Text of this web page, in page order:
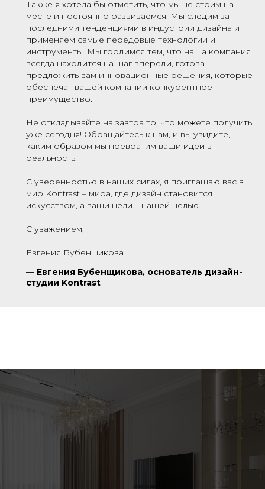
Также я хотела бы отметить, что мы не стоим на
месте и постоянно развиваемся. Мы следим за
последними тенденциями в индустрии дизайна и
применяем самые передовые технологии и
инструменты. Мы гордимся тем, что наша компания
всегда находится на шаг впереди, готова
предложить вам инновационные решения, которые
обеспечат вашей компании конкурентное
преимущество.
Не откладывайте на завтра то, что можете получить
уже сегодня! Обращайтесь к нам, и вы увидите,
каким образом мы превратим ваши идеи в
реальность.
С уверенностью в наших силах, я приглашаю вас в
мир Kontrast – мира, где дизайн становится
искусством, а ваши цели – нашей целью.
С уважением,
Евгения Бубенщикова
— Евгения Бубенщикова, основатель дизайн-
студии Kontrast